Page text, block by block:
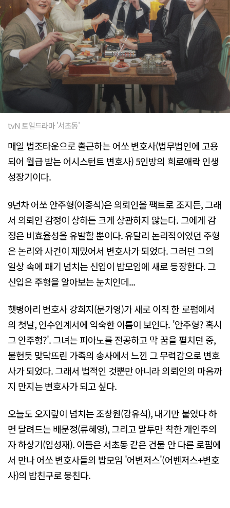
tvN 토일드라마 '서초동'
매일 법조타운으로 출근하는 어쏘 변호사(법무법인에 고용
되어 월급 받는 어시스턴트 변호사) 5인방의 희로애락 인생
성장기이다.
9년차 어쏘 안주형(이종석)은 의뢰인을 팩트로 조지든, 그래
서 의뢰인 감정이 상하든 크게 상관하지 않는다. 그에게 감
정은 비효율성을 유발할 뿐이다. 유달리 논리적이었던 주형
은 논리와 사건이 재밌어서 변호사가 되었다. 그러던 그의
일상 속에 패기 넘치는 신입이 밥모임에 새로 등장한다. 그
신입은 주형을 알아보는 눈치인데...
햇병아리 변호사 강희지(문가영)가 새로 이직 한 로펌에서
의 첫날, 인수인계서에 익숙한 이름이 보인다. '안주형? 혹시
그 안주형?'. 그녀는 피아노를 전공하고 막 꿈을 펼치던 중,
불현듯 맞닥뜨린 가족의 송사에서 느낀 그 무력감으로 변호
사가 되었다. 그래서 법적인 것뿐만 아니라 의뢰인의 마음까
지 만지는 변호사가 되고 싶다.
오늘도 오지랖이 넘치는 조창원(강유석), 내기만 붙었다 하
면 달려드는 배문정(류혜영), 그리고 말투만 착한 개인주의
자 하상기(임성재). 이들은 서초동 같은 건물 안 다른 로펌에
서 만나 어쏘 변호사들의 밥모임 '어변저스'(어벤저스+변호
사)의 밥친구로 뭉친다.